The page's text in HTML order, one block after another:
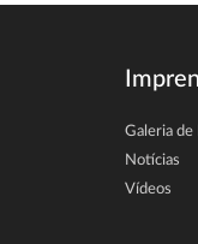
Galeria de
Notícias
Vídeos